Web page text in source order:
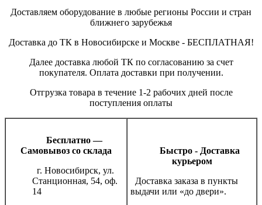
Доставляем оборудование в любые регионы России и стран
ближнего зарубежья
Доставка до ТК в Новосибирске и Москве - БЕСПЛАТНАЯ!
Далее доставка любой ТК по согласованию за счет
покупателя. Оплата доставки при получении.
Отгрузка товара в течение 1-2 рабочих дней после
поступления оплаты
Бесплатно —
Самовывоз со склада
г. Новосибирск, ул.
Станционная, 54, оф.
14
Быстро - Доставка
курьером
Доставка заказа в пункты
выдачи или «до двери».